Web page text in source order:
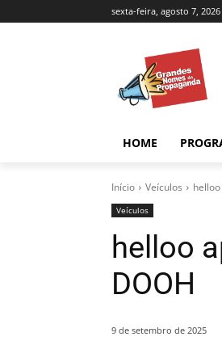
sexta-feira, agosto 7, 2026
HOME
Início Veículos
Veículos
helloo
DOOH
9 de setembro de 2025